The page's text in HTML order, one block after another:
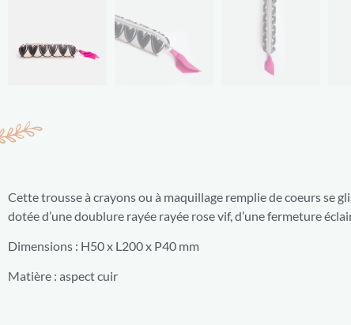
Cette trousse à crayons ou à maquillage remplie de coeurs se
dotée d’une doublure rayée rayée rose vif, d’une fermeture
Dimensions : H50 x L200 x P40 mm
Matière : aspect cuir